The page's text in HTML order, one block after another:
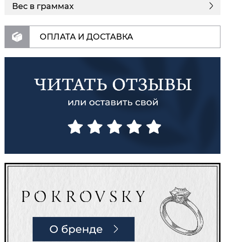
Вес в граммах
ОПЛАТА И ДОСТАВКА